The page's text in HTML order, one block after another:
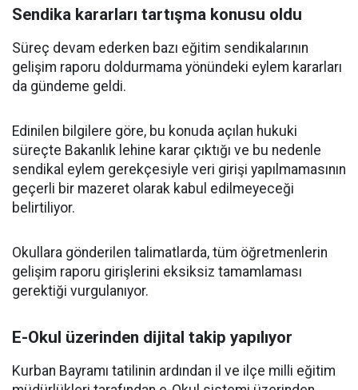
Sendika kararları tartışma konusu oldu
Süreç devam ederken bazı eğitim sendikalarının
gelişim raporu doldurmama yönündeki eylem kararları
da gündeme geldi.
Edinilen bilgilere göre, bu konuda açılan hukuki
süreçte Bakanlık lehine karar çıktığı ve bu nedenle
sendikal eylem gerekçesiyle veri girişi yapılmamasının
geçerli bir mazeret olarak kabul edilmeyeceği
belirtiliyor.
Okullara gönderilen talimatlarda, tüm öğretmenlerin
gelişim raporu girişlerini eksiksiz tamamlaması
gerektiği vurgulanıyor.
E-Okul üzerinden dijital takip yapılıyor
Kurban Bayramı tatilinin ardından il ve ilçe milli eğitim